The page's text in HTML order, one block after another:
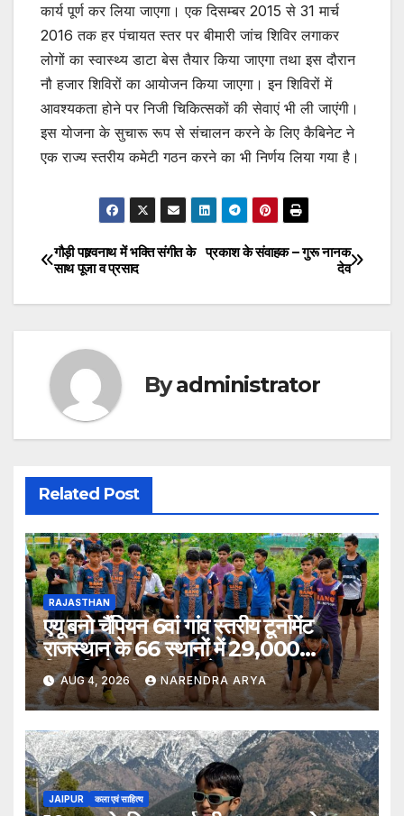
कार्य पूर्ण कर लिया जाएगा। एक दिसम्बर 2015 से 31 मार्च
2016 तक हर पंचायत स्तर पर बीमारी जांच शिविर लगाकर
लोगों का स्वास्थ्य डाटा बेस तैयार किया जाएगा तथा इस दौरान
नौ हजार शिविरों का आयोजन किया जाएगा। इन शिविरों में
आवश्यकता होने पर निजी चिकित्सकों की सेवाएं भी ली जाएंगी।
इस योजना के सुचारू रूप से संचालन करने के लिए कैबिनेट ने
एक राज्य स्तरीय कमेटी गठन करने का भी निर्णय लिया गया है।
Post
navigation
प्रकाश के संवाहक – गुरू नानक
देव
गौड़ी पाश्र्वनाथ में भक्ति संगीत के
साथ पूजा व प्रसाद
Byadministrator
Related Post
RAJASTHAN
एयू बनो चैंपियन 6वां गांव स्तरीय टूर्नामेंट
राजस्थान के 66 स्थानों में 29,000
खिलाड़ियों की भागीदारी के साथ संपन्न हुआ
AUG 4, 2026 NARENDRA ARYA
JAIPUR कला एवं साहित्य